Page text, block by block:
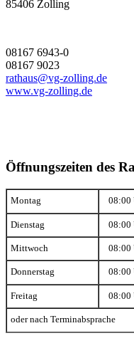
85406 Zolling
08167 6943-0
08167 9023
rathaus@vg-zolling.de
www.vg-zolling.de
Öffnungszeiten des
Montag 08:00
Dienstag 08:00
Mittwoch 08:00
Donnerstag 08:00
Freitag 08:00
oder nach Terminabsprache